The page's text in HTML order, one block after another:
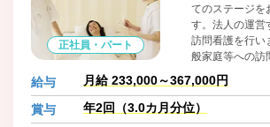
正社員・パート
てのステージを
す。法人の運営
訪問看護を行い
般家庭等への訪
ん。また、おか
企業の登録を受
はもちろん、育
給与 月給 233,000～367,000円
賞与 年2回（3.0カ月分位）